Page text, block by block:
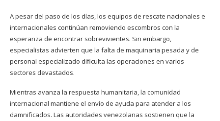
A pesar del paso de los días, los equipos de rescate nacionales e
internacionales continúan removiendo escombros con la
esperanza de encontrar sobrevivientes. Sin embargo,
especialistas advierten que la falta de maquinaria pesada y de
personal especializado dificulta las operaciones en varios
sectores devastados.
Mientras avanza la respuesta humanitaria, la comunidad
internacional mantiene el envío de ayuda para atender a los
damnificados. Las autoridades venezolanas sostienen que la